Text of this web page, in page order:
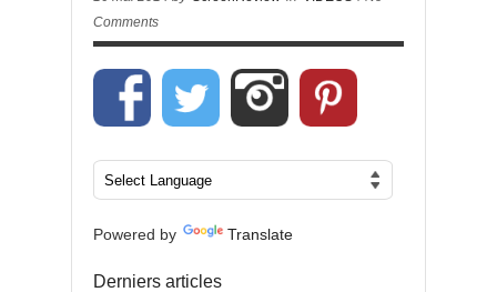
Comments
Powered by Translate
Derniers articles